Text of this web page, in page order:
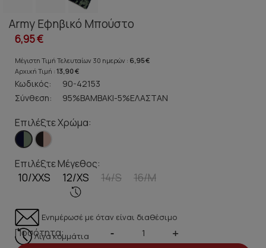
Army Εφηβικό Μπούστο
6,95 €
Μέγιστη Τιμή Τελευταίων 30 ημερών : 6,95 €
Αρχική Τιμή : 13,90 €
Κωδικός:
90-42153
Σύνθεση:
95%ΒΑΜΒΑΚΙ-5%ΕΛΑΣΤΑΝ
Επιλέξτε Χρώμα:
Επιλέξτε Μέγεθος:
10/XXS 12/XS 14/S 16/M
Ενημέρωσέ με όταν είναι διαθέσιμο
Λίγα κομμάτια
Ποσότητα: - +